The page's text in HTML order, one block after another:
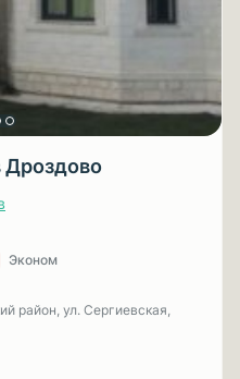
Дроздово
Эконом
район, ул. Сергиевская,